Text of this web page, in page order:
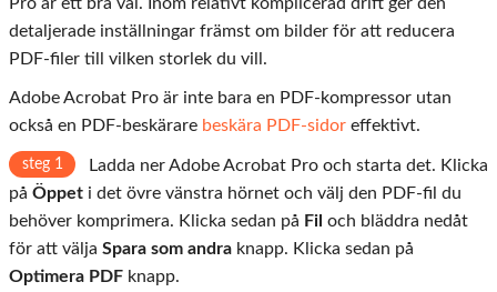
Pro är ett bra val. Inom relativt komplicerad drift ger den
detaljerade inställningar främst om bilder för att reducera
PDF-filer till vilken storlek du vill.
Adobe Acrobat Pro är inte bara en PDF-kompressor utan
också en PDF-beskärare beskära PDF-sidor effektivt.
steg 1
Ladda ner Adobe Acrobat Pro och starta det. Klicka
på Öppet i det övre vänstra hörnet och välj den PDF-fil du
behöver komprimera. Klicka sedan på Fil och bläddra nedåt
för att välja Spara som andra knapp. Klicka sedan på
Optimera PDF knapp.